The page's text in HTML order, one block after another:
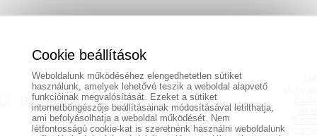
hirdetés
hirdetés
Aktuális számunk
Cookie beállítások
Weboldalunk működéséhez elengedhetetlen sütiket
használunk, amelyek lehetővé teszik a weboldal alapvető
funkcióinak megvalósítását. Ezeket a sütiket
internetböngészője beállításainak módosításával letilthatja,
ami befolyásolhatja a weboldal működését. Nem
létfontosságú cookie-kat is szeretnénk használni weboldalunk